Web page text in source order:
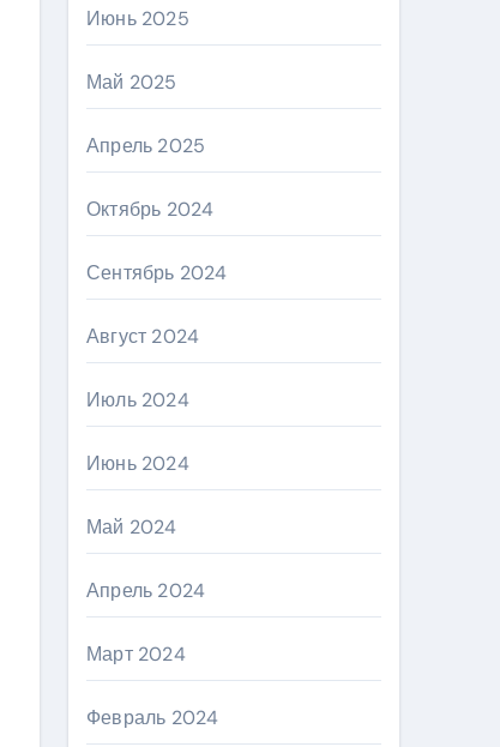
Июнь 2025
Май 2025
Апрель 2025
Октябрь 2024
Сентябрь 2024
Август 2024
Июль 2024
Июнь 2024
Май 2024
Апрель 2024
Март 2024
Февраль 2024